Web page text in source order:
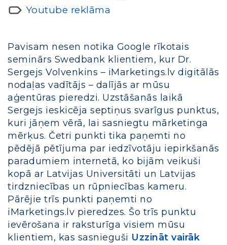
Youtube reklāma
Pavisam nesen notika Google rīkotais
seminārs Swedbank klientiem, kur Dr.
Sergejs Volvenkins – iMarketings.lv digitālās
nodaļas vadītājs – dalījās ar mūsu
aģentūras pieredzi. Uzstāšanās laikā
Sergejs ieskicēja septiņus svarīgus punktus,
kuri jāņem vērā, lai sasniegtu mārketinga
mērķus. Četri punkti tika paņemti no
pēdējā pētījuma par iedzīvotāju iepirkšanās
paradumiem internetā, ko bijām veikuši
kopā ar Latvijas Universitāti un Latvijas
tirdzniecības un rūpniecības kameru.
Pārējie trīs punkti paņemti no
iMarketings.lv pieredzes. Šo trīs punktu
ievērošana ir raksturīga visiem mūsu
klientiem, kas sasnieguši Uzzināt vairāk